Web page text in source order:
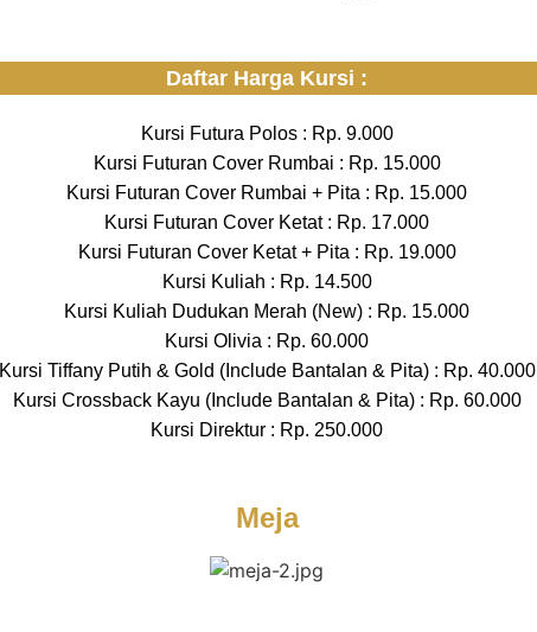
Daftar Harga Kursi :
Kursi Futura Polos : Rp. 9.000
Kursi Futuran Cover Rumbai : Rp. 15.000
Kursi Futuran Cover Rumbai + Pita : Rp. 15.000
Kursi Futuran Cover Ketat : Rp. 17.000
Kursi Futuran Cover Ketat + Pita : Rp. 19.000
Kursi Kuliah : Rp. 14.500
Kursi Kuliah Dudukan Merah (New) : Rp. 15.000
Kursi Olivia : Rp. 60.000
Kursi Tiffany Putih & Gold (Include Bantalan & Pita) : Rp. 40.000
Kursi Crossback Kayu (Include Bantalan & Pita) : Rp. 60.000
Kursi Direktur : Rp. 250.000
Meja